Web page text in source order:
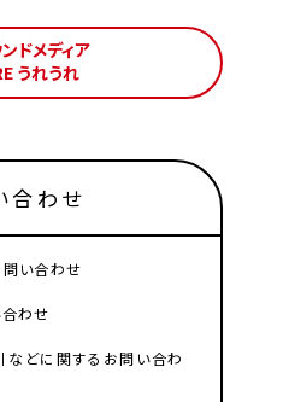
ドメディア
うれうれ
合わせ
い合わせ
わせ
どに関するお問い合わ